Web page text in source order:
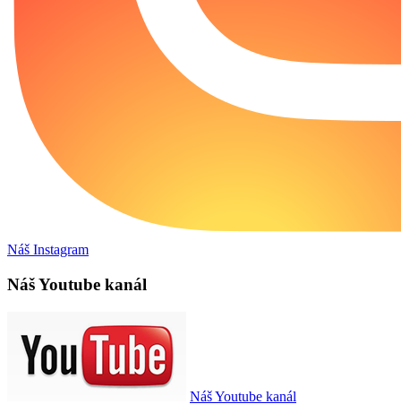
Náš Instagram
Náš Youtube kanál
Náš Youtube kanál